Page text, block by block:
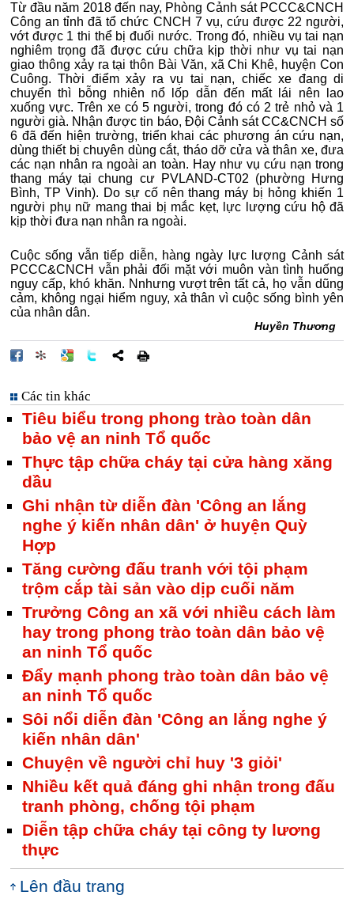
Từ đầu năm 2018 đến nay, Phòng Cảnh sát PCCC&CNCH
Công an tỉnh đã tổ chức CNCH 7 vụ, cứu được 22 người,
vớt được 1 thi thể bị đuối nước. Trong đó, nhiều vụ tai nạn
nghiêm trọng đã được cứu chữa kịp thời như vụ tai nạn
giao thông xảy ra tại thôn Bài Văn, xã Chi Khê, huyện Con
Cuông. Thời điểm xảy ra vụ tai nạn, chiếc xe đang di
chuyển thì bỗng nhiên nổ lốp dẫn đến mất lái nên lao
xuống vực. Trên xe có 5 người, trong đó có 2 trẻ nhỏ và 1
người già. Nhận được tin báo, Đội Cảnh sát CC&CNCH số
6 đã đến hiện trường, triển khai các phương án cứu nạn,
dùng thiết bị chuyên dùng cắt, tháo dỡ cửa và thân xe, đưa
các nạn nhân ra ngoài an toàn. Hay như vụ cứu nạn trong
thang máy tại chung cư PVLAND-CT02 (phường Hưng
Bình, TP Vinh). Do sự cố nên thang máy bị hỏng khiến 1
người phụ nữ mang thai bị mắc kẹt, lực lượng cứu hộ đã
kịp thời đưa nạn nhân ra ngoài.
Cuộc sống vẫn tiếp diễn, hàng ngày lực lượng Cảnh sát
PCCC&CNCH vẫn phải đối mặt với muôn vàn tình huống
nguy cấp, khó khăn. Nnhưng vượt trên tất cả, họ vẫn dũng
cảm, không ngại hiểm nguy, xả thân vì cuộc sống bình yên
của nhân dân.
Huyền Thương
Các tin khác
Tiêu biểu trong phong trào toàn dân
bảo vệ an ninh Tổ quốc
Thực tập chữa cháy tại cửa hàng xăng
dầu
Ghi nhận từ diễn đàn 'Công an lắng
nghe ý kiến nhân dân' ở huyện Quỳ
Hợp
Tăng cường đấu tranh với tội phạm
trộm cắp tài sản vào dịp cuối năm
Trưởng Công an xã với nhiều cách làm
hay trong phong trào toàn dân bảo vệ
an ninh Tổ quốc
Đẩy mạnh phong trào toàn dân bảo vệ
an ninh Tổ quốc
Sôi nổi diễn đàn 'Công an lắng nghe ý
kiến nhân dân'
Chuyện về người chỉ huy '3 giỏi'
Nhiều kết quả đáng ghi nhận trong đấu
tranh phòng, chống tội phạm
Diễn tập chữa cháy tại công ty lương
thực
Lên đầu trang